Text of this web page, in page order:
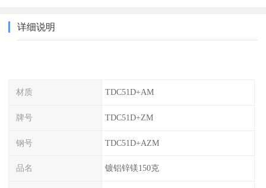
详细说明
材质 TDC51D+AM
牌号 TDC51D+ZM
钢号 TDC51D+AZM
品名 镀铝锌镁150克